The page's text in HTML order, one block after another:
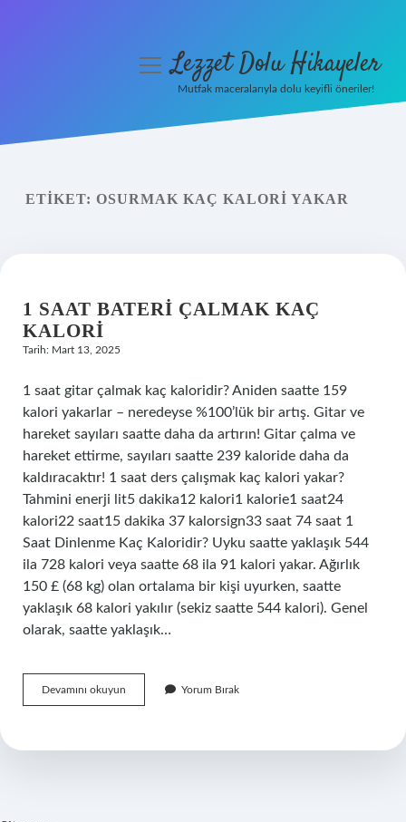
Yasal Uyarı
menüyüLezzet Dolu Hikayeler
Mutfak maceralarıyla dolu keyifli öneriler!
ETIKET: OSURMAK KAÇ KALORI YAKAR
1 SAAT BATERI ÇALMAK KAÇ
KALORI
Tarih: Mart 13, 2025
1 saat gitar çalmak kaç kaloridir? Aniden saatte 159
kalori yakarlar – neredeyse %100’lük bir artış. Gitar ve
hareket sayıları saatte daha da artırın! Gitar çalma ve
hareket ettirme, sayıları saatte 239 kaloride daha da
kaldıracaktır! 1 saat ders çalışmak kaç kalori yakar?
Tahmini enerji lit5 dakika12 kalori1 kalorie1 saat24
kalori22 saat15 dakika 37 kalorsign33 saat 74 saat 1
Saat Dinlenme Kaç Kaloridir? Uyku saatte yaklaşık 544
ila 728 kalori veya saatte 68 ila 91 kalori yakar. Ağırlık
150 £ (68 kg) olan ortalama bir kişi uyurken, saatte
yaklaşık 68 kalori yakılır (sekiz saatte 544 kalori). Genel
olarak, saatte yaklaşık…
Devamını okuyun
Saat
Kaç
Yorum Bırak